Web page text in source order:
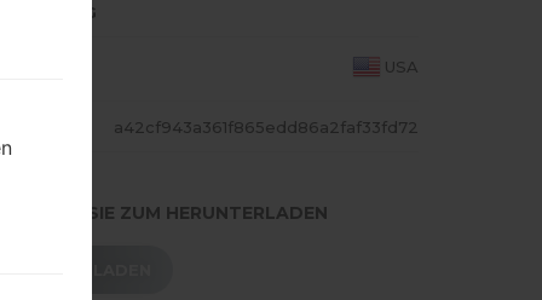
USA
a42cf943a361f865edd86a2faf33fd72
SIE ZUM HERUNTERLADEN